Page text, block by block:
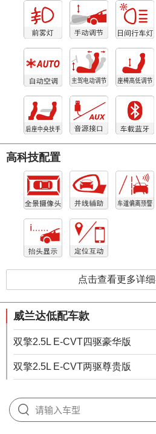
高科技配置
点击查看更多详
威兰达低配车款
双擎2.5L E-CVT四驱豪华版
双擎2.5L E-CVT两驱尊贵版